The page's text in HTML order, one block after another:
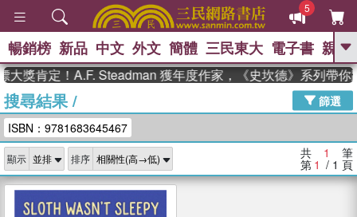
5
GO
高希均教授回憶錄
、 The Odyssey 、 父親節 、 如果歷
獎 臺灣漫遊錄 、 方念華 、 台灣的李
登輝時代
數學女孩：黎曼猜想 、
偉大的迷走神經
暢銷榜 新品 中文 外文 簡體 三民東大 電子書 親子
獎肯定！A.F. Steadman 獲年度作家，《史坎德》系列帶你
搜尋結果/
篩選
ISBN：9781683645467
顯示 排序 共 1 筆
第 1 / 1 頁